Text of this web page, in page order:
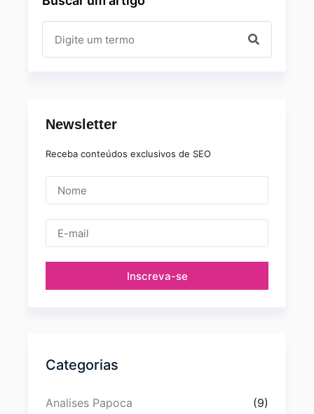
Newsletter
Receba conteúdos exclusivos de SEO
Inscreva-se
Categorias
Analises Papoca (9)